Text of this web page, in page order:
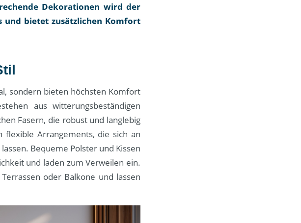
Dekorationen wird der
und bietet zusätzlichen Komfort
sondern bieten höchsten Komfort
aus witterungsbeständigen
Fasern, die robust und langlebig
flexible Arrangements, die sich an
Bequeme Polster und Kissen
und laden zum Verweilen ein.
oder Balkone und lassen